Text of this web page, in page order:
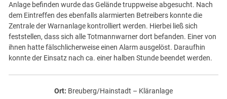
Anlage befinden wurde das Gelände truppweise abgesucht. Nach
dem Eintreffen des ebenfalls alarmierten Betreibers konnte die
Zentrale der Warnanlage kontrolliert werden. Hierbei ließ sich
feststellen, dass sich alle Totmannwarner dort befanden. Einer von
ihnen hatte fälschlicherweise einen Alarm ausgelöst. Daraufhin
konnte der Einsatz nach ca. einer halben Stunde beendet werden.
Ort: Breuberg/Hainstadt – Kläranlage